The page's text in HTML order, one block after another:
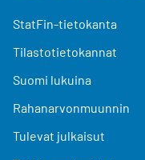
StatFin-tietokanta
Tilastotietokannat
Suomi lukuina
Rahanarvonmuunnin
Tulevat julkaisut